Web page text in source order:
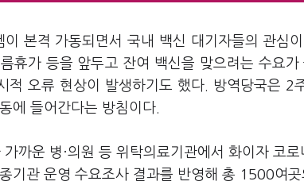
본격 가동되면서 국내 백신 대기자들의 관심
휴가 등을 앞두고 잔여 백신을 맞으려는 수요가
오류 현상이 발생하기도 했다. 방역당국은 2
에 들어간다는 방침이다.
까운 병·의원 등 위탁의료기관에서 화이자 코
기관 운영 수요조사 결과를 반영해 총 1500여